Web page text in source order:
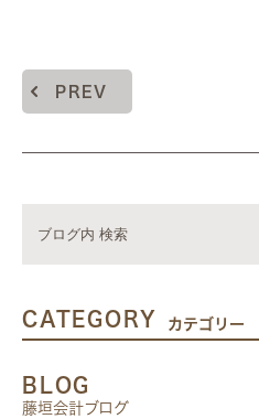
PREV
CATEGORY カテゴリー
BLOG
藤垣会計ブログ